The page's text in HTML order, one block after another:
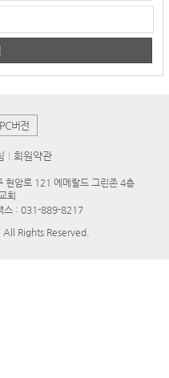
PC버전
회원약관
현암로 121 에메랄드 그린존 4층
회
스 : 031-889-8217
Rights Reserved.